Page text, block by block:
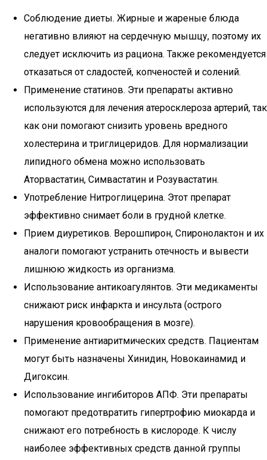
Соблюдение диеты. Жирные и жареные блюда
негативно влияют на сердечную мышцу, поэтому их
следует исключить из рациона. Также рекомендуется
отказаться от сладостей, копченостей и солений.
Применение статинов. Эти препараты активно
используются для лечения атеросклероза артерий, так
как они помогают снизить уровень вредного
холестерина и триглицеридов. Для нормализации
липидного обмена можно использовать
Аторвастатин, Симвастатин и Розувастатин.
Употребление Нитроглицерина. Этот препарат
эффективно снимает боли в грудной клетке.
Прием диуретиков. Верошпирон, Спиронолактон и их
аналоги помогают устранить отечность и вывести
лишнюю жидкость из организма.
Использование антикоагулянтов. Эти медикаменты
снижают риск инфаркта и инсульта (острого
нарушения кровообращения в мозге).
Применение антиаритмических средств. Пациентам
могут быть назначены Хинидин, Новокаинамид и
Дигоксин.
Использование ингибиторов АПФ. Эти препараты
помогают предотвратить гипертрофию миокарда и
снижают его потребность в кислороде. К числу
наиболее эффективных средств данной группы